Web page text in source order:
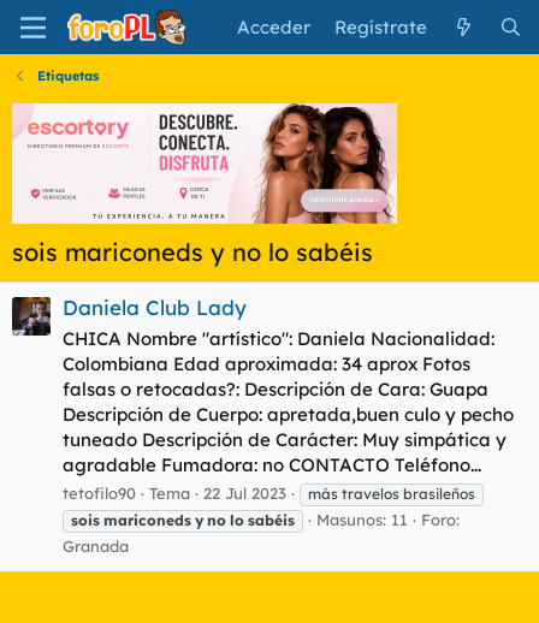
Acceder Regístrate
Etiquetas
sois mariconeds y no lo sabéis
Daniela Club Lady
CHICA Nombre "artístico": Daniela Nacionalidad:
Colombiana Edad aproximada: 34 aprox Fotos
falsas o retocadas?: Descripción de Cara: Guapa
Descripción de Cuerpo: apretada,buen culo y pecho
tuneado Descripción de Carácter: Muy simpática y
agradable Fumadora: no CONTACTO Teléfono...
tetofilo90 Tema 22 Jul 2023
más travelos brasileños
sois mariconeds y no lo sabéis Masunos: 11
Foro:
Granada